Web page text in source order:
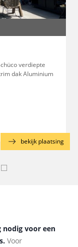
verdiepte
dak Aluminium
bekijk plaatsing
nodig voor een
Voor